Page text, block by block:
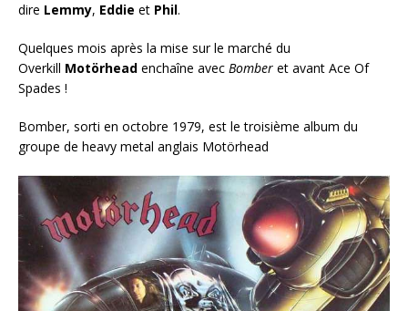
dire Lemmy, Eddie et Phil.
Quelques mois après la mise sur le marché du
Overkill Motörhead enchaîne avec Bomber et avant Ace Of
Spades !
Bomber, sorti en octobre 1979, est le troisième album du
groupe de heavy metal anglais Motörhead